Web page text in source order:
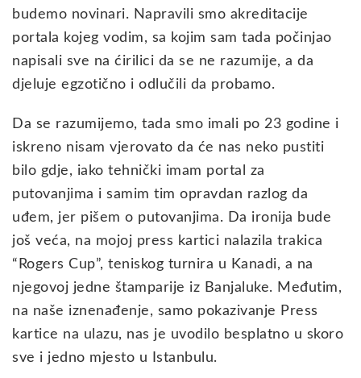
budemo novinari. Napravili smo akreditacije
portala kojeg vodim, sa kojim sam tada počinjao
napisali sve na ćirilici da se ne razumije, a da
djeluje egzotično i odlučili da probamo.
Da se razumijemo, tada smo imali po 23 godine i
iskreno nisam vjerovato da će nas neko pustiti
bilo gdje, iako tehnički imam portal za
putovanjima i samim tim opravdan razlog da
uđem, jer pišem o putovanjima. Da ironija bude
još veća, na mojoj press kartici nalazila trakica
“Rogers Cup”, teniskog turnira u Kanadi, a na
njegovoj jedne štamparije iz Banjaluke. Međutim,
na naše iznenađenje, samo pokazivanje Press
kartice na ulazu, nas je uvodilo besplatno u skoro
sve i jedno mjesto u Istanbulu.